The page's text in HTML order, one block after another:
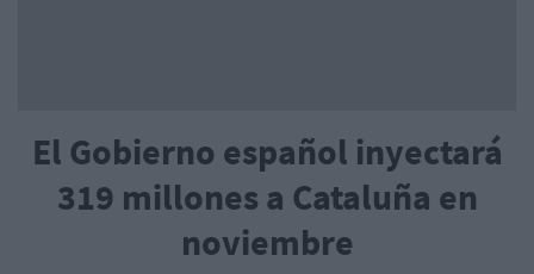
El Gobierno español inyectará
319 millones a Cataluña en
noviembre